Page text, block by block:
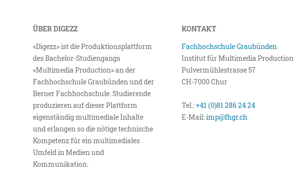
ÜBER DIGEZZ
«Digezz» ist die Produktionsplattform
des Bachelor-Studiengangs
«Multimedia Production» an der
Fachhochschule Graubünden und der
Berner Fachhochschule. Studierende
produzieren auf dieser Plattform
eigenständig multimediale Inhalte
und erlangen so die nötige technische
Kompetenz für ein multimediales
Umfeld in Medien und
Kommunikation.
KONTAKT
Fachhochschule Graubünden
Institut für Multimedia Production
Pulvermühlestrasse 57
CH-7000 Chur
Tel.:+41 (0)81 286 24 24
E-Mail:imp@fhgr.ch